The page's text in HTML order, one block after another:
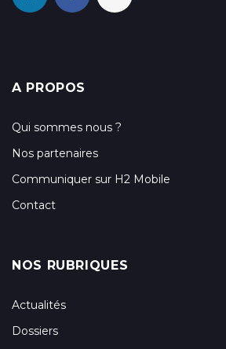
A PROPOS
Qui sommes nous ?
Nos partenaires
Communiquer sur H2 Mobile
Contact
NOS RUBRIQUES
Actualités
Dossiers